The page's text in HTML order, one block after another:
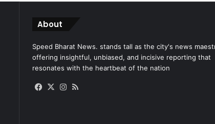
About
Speed Bharat News. stands tall as the city's news
offering insightful, unbiased, and incisive reporting that
resonates with the heartbeat of the nation
Facebook
X Instagram